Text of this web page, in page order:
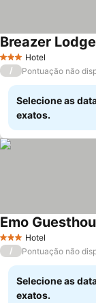
3 EstrelasHotel
Breazer Lodge
/ Pontuação não
Selecione as
exatos.
3 EstrelasHotel
Emo
/ Pontuação não
Selecione as
exatos.